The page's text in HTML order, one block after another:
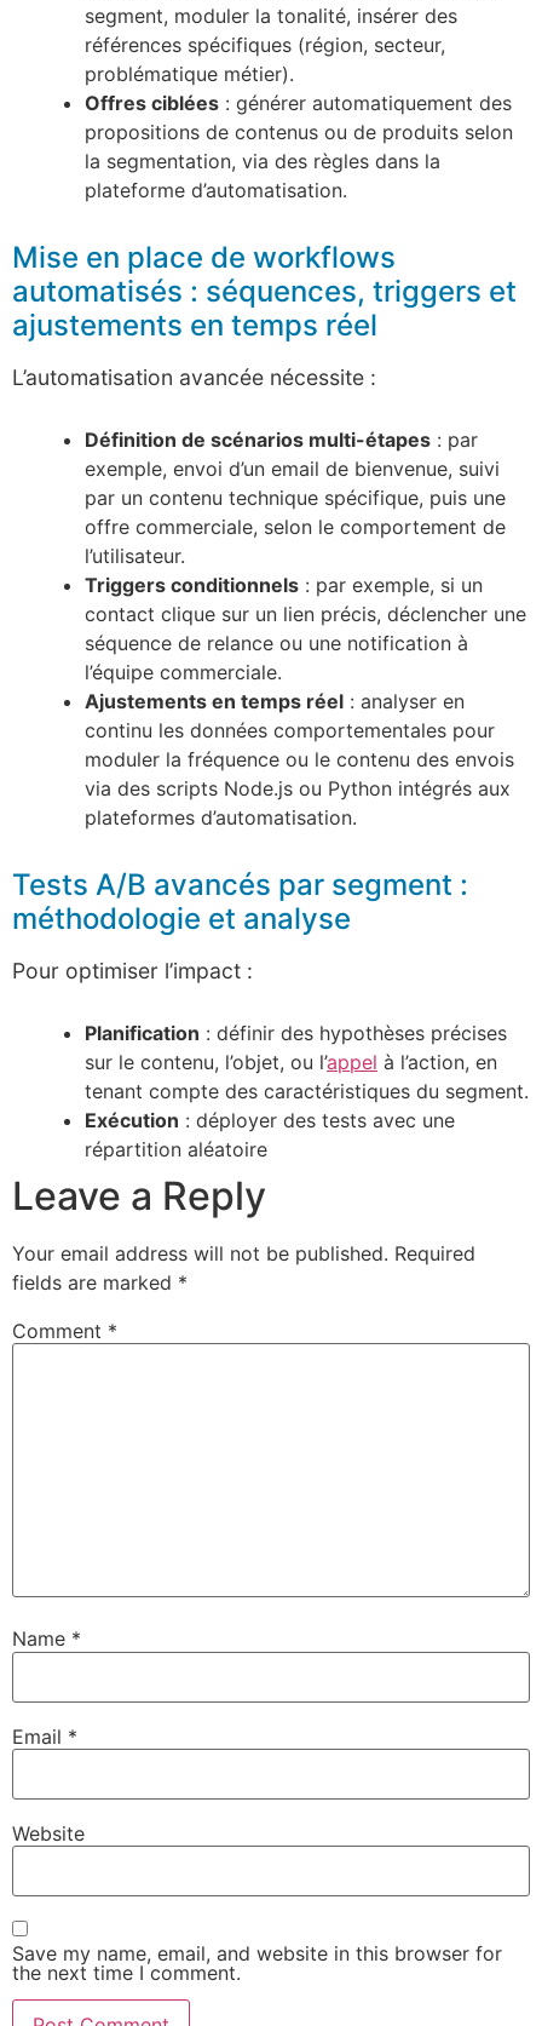
segment, moduler la tonalité, insérer des
références spécifiques (région, secteur,
problématique métier).
Offres ciblées : générer automatiquement des
propositions de contenus ou de produits selon
la segmentation, via des règles dans la
plateforme d’automatisation.
Mise en place de workflows
automatisés : séquences, triggers et
ajustements en temps réel
L’automatisation avancée nécessite :
Définition de scénarios multi-étapes : par
exemple, envoi d’un email de bienvenue, suivi
par un contenu technique spécifique, puis une
offre commerciale, selon le comportement de
l’utilisateur.
Triggers conditionnels : par exemple, si un
contact clique sur un lien précis, déclencher une
séquence de relance ou une notification à
l’équipe commerciale.
Ajustements en temps réel : analyser en
continu les données comportementales pour
moduler la fréquence ou le contenu des envois
via des scripts Node.js ou Python intégrés aux
plateformes d’automatisation.
Tests A/B avancés par segment :
méthodologie et analyse
Pour optimiser l’impact :
Planification : définir des hypothèses précises
sur le contenu, l’objet, ou l’appel à l’action, en
tenant compte des caractéristiques du segment.
Exécution : déployer des tests avec une
répartition aléatoire
Leave a Reply
Your email address will not be published. Required
fields are marked *
Comment *
Name *
Email *
Website
Save my name, email, and website in this browser for
the next time I comment.